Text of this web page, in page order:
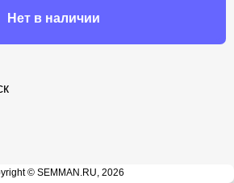
Нет в наличии
© SEMMAN.RU, 2026